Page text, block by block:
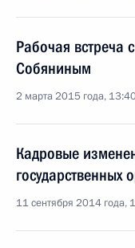
Рабочая встреча
Собяниным
2 марта 2015 года,
Кадровые
государственных
11 сентября 2014 года,